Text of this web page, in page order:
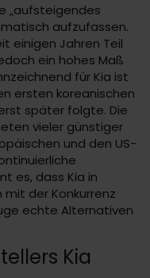
„aufsteigendes
aufzufassen.
einigen Jahren Teil
ein hohes Maß
für Kia ist
ersten koreanischen
später folgte. Die
vieler günstiger
und den US-
es, dass Kia in
der Konkurrenz
echte Alternativen
Kia